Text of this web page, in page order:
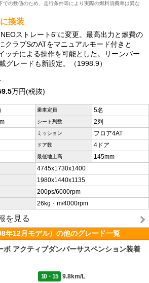
の数値のため、走行条件等により実際の燃料消費率は異な
換装
ストレート6”に変更。最高出力と燃費の
クラブSのATをマニュアルモード付きと
ッチによる操作を可能とした。リーンバー
グレードも新設定。（1998.9）
万円(税抜)
乗車定員 5名
シート列数 2列
ミッション フロア4AT
ドア数 4ドア
最低地上高 145mm
4745x1730x1400
1980x1440x1135
200ps/6000rpm
26kg・m/4000rpm
を見る
年12月モデル）の他のグレード一覧
ボ アクティブダンパーサスペンション装着
10・15
9.8km/L